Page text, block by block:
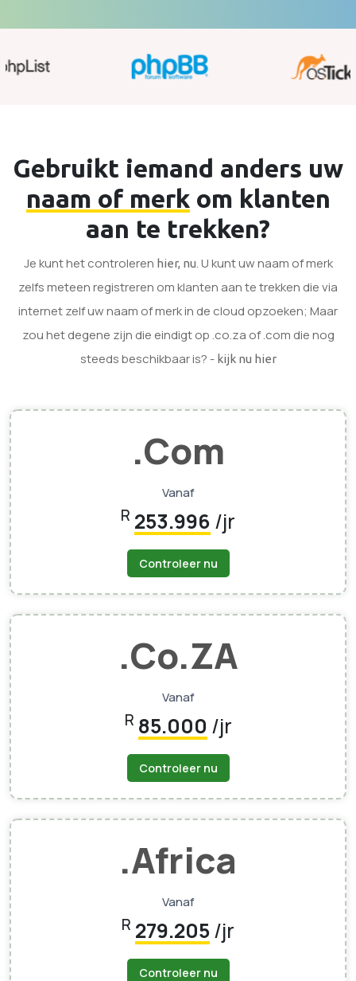
Gebruikt iemand anders uw
naam of merkom klanten
aan te trekken?
Je kunt het controleren hier, nu. U kunt uw naam of merk
zelfs meteen registreren om klanten aan te trekken die via
internet zelf uw naam of merk in de cloud opzoeken; Maar
zou het degene zijn die eindigt op .co.za of .com die nog
steeds beschikbaar is? - kijk nu hier
.Com
Vanaf
R 253.996 /jr
Controleer nu
.Co.ZA
Vanaf
R 85.000 /jr
Controleer nu
.africa
Vanaf
R 279.205/jr
Controleer nu